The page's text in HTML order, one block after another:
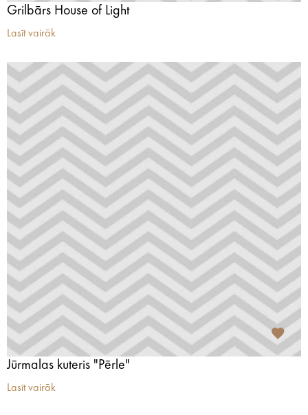
Grilbārs House of Light
Lasīt vairāk
Jūrmalas kuteris "Pērle"
Lasīt vairāk